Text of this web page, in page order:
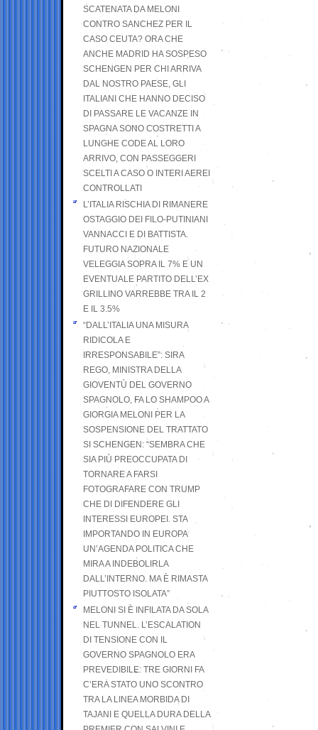
SCATENATA DA MELONI
CONTRO SANCHEZ PER IL
CASO CEUTA? ORA CHE
ANCHE MADRID HA SOSPESO
SCHENGEN PER CHI ARRIVA
DAL NOSTRO PAESE, GLI
ITALIANI CHE HANNO DECISO
DI PASSARE LE VACANZE IN
SPAGNA SONO COSTRETTI A
LUNGHE CODE AL LORO
ARRIVO, CON PASSEGGERI
SCELTI A CASO O INTERI AEREI
CONTROLLATI
L’ITALIA RISCHIA DI RIMANERE
OSTAGGIO DEI FILO-PUTINIANI
VANNACCI E DI BATTISTA.
FUTURO NAZIONALE
VELEGGIA SOPRA IL 7% E UN
EVENTUALE PARTITO DELL’EX
GRILLINO VARREBBE TRA IL 2
E IL 3.5%
“DALL’ITALIA UNA MISURA
RIDICOLA E
IRRESPONSABILE”: SIRA
REGO, MINISTRA DELLA
GIOVENTÙ DEL GOVERNO
SPAGNOLO, FA LO SHAMPOO A
GIORGIA MELONI PER LA
SOSPENSIONE DEL TRATTATO
SI SCHENGEN: “SEMBRA CHE
SIA PIÙ PREOCCUPATA DI
TORNARE A FARSI
FOTOGRAFARE CON TRUMP
CHE DI DIFENDERE GLI
INTERESSI EUROPEI. STA
IMPORTANDO IN EUROPA
UN’AGENDA POLITICA CHE
MIRA A INDEBOLIRLA
DALL’INTERNO. MA È RIMASTA
PIUTTOSTO ISOLATA”
MELONI SI È INFILATA DA SOLA
NEL TUNNEL. L’ESCALATION
DI TENSIONE CON IL
GOVERNO SPAGNOLO ERA
PREVEDIBILE: TRE GIORNI FA
C’ERA STATO UNO SCONTRO
TRA LA LINEA MORBIDA DI
TAJANI E QUELLA DURA DELLA